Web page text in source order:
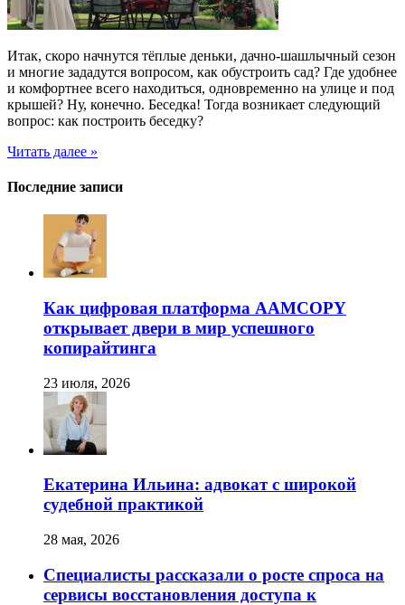
Итак, скоро начнутся тёплые деньки, дачно-шашлычный сезон
и многие зададутся вопросом, как обустроить сад? Где удобнее
и комфортнее всего находиться, одновременно на улице и под
крышей? Ну, конечно. Беседка! Тогда возникает следующий
вопрос: как построить беседку?
Читать далее »
Последние записи
Как цифровая платформа AAMCOPY
открывает двери в мир успешного
копирайтинга
23 июля, 2026
Екатерина Ильина: адвокат с широкой
судебной практикой
28 мая, 2026
Специалисты рассказали о росте спроса на
сервисы восстановления доступа к